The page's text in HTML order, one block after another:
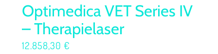
Optimedica VET Series IV
– Therapielaser
12.858,30 €